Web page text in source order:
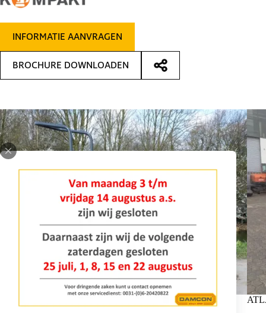
INFORMATIE AANVRAGEN
BROCHURE DOWNLOADEN